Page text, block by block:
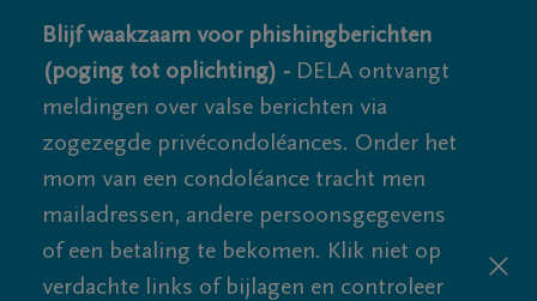
Blijf waakzaam voor phishingberichten
(poging tot oplichting) - DELA ontvangt
meldingen over valse berichten via
zogezegde privécondoléances. Onder het
mom van een condoléance tracht men
mailadressen, andere persoonsgegevens
of een betaling te bekomen. Klik niet op
verdachte links of bijlagen en controleer